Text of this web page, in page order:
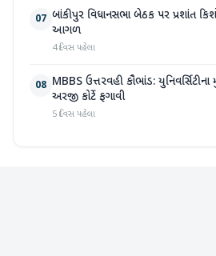
07 બાંકીપુર વિધાનસભા બેઠક પર પ્રશાંત
આગળ
4 દિવસ પહેલા
08 MBBS ઉત્તરવહી કૌભાંડ:
અરજી કોર્ટે ફગાવી
5 દિવસ પહેલા